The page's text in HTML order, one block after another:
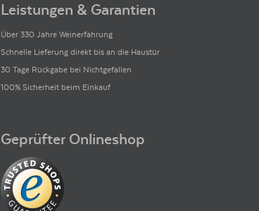
Leistungen & Garantien
Über 330 Jahre Weinerfahrung
Schnelle Lieferung direkt bis an die Haustür
30 Tage Rückgabe bei Nichtgefallen
100% Sicherheit beim Einkauf
Geprüfter Onlineshop